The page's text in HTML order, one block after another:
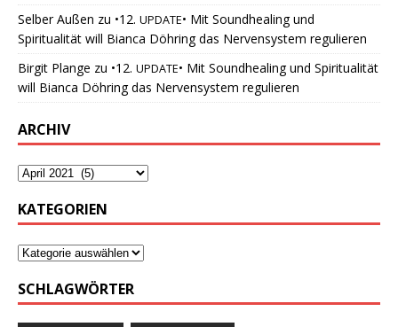
Selber Außen zu •12. UPDATE• Mit Soundhealing und
Spiritualität will Bianca Döhring das Nervensystem regulieren
Birgit Plange zu •12. UPDATE• Mit Soundhealing und Spiritualität
will Bianca Döhring das Nervensystem regulieren
ARCHIV
KATEGORIEN
SCHLAGWÖRTER